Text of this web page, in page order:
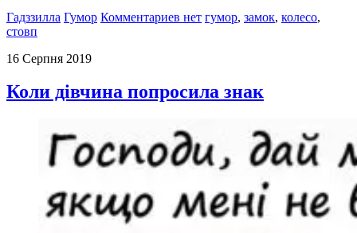
Гадззилла Гумор Комментариев нет гумор, замок, колесо,
стовп
16 Серпня 2019
Коли дівчина попросила знак